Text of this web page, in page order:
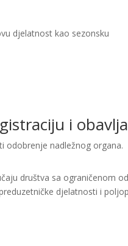
djelatnost kao sezonsku
i
odobrenje nadležnog organa.
društva sa ograničenom
djelatnosti i